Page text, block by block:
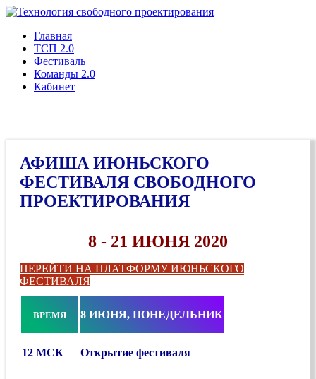
Главная
ТСП 2.0
Фестиваль
Команды 2.0
Кабинет
АФИША ИЮНЬСКОГО
ФЕСТИВАЛЯ СВОБОДНОГО
ПРОЕКТИРОВАНИЯ
8 - 21 ИЮНЯ 2020
ПЕРЕЙТИ НА ПЛАТФОРМУ ИЮНЬСКОГО
ФЕСТИВАЛЯ
ВРЕМЯ 8 ИЮНЯ, ПОНЕДЕЛЬНИК
12 МСК Открытие фестиваля